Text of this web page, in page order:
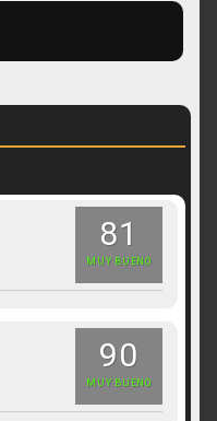
81
MUY BUENO
90
MUY BUENO